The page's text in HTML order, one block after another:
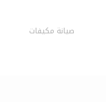
صيانة مكيفات